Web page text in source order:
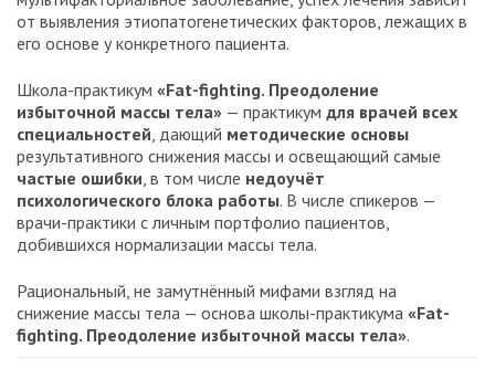
от выявления этиопатогенетических факторов, лежащих в
его основе у конкретного пациента.
Школа-практикум «Fat-fighting. Преодоление
избыточной массы тела» — практикум для врачей всех
специальностей, дающий методические основы
результативного снижения массы и освещающий самые
частые ошибки, в том числе недоучёт
психологического блока работы. В числе спикеров —
врачи-практики с личным портфолио пациентов,
добившихся нормализации массы тела.
Рациональный, не замутнённый мифами взгляд на
снижение массы тела — основа школы-практикума «Fat-
fighting. Преодоление избыточной массы тела».